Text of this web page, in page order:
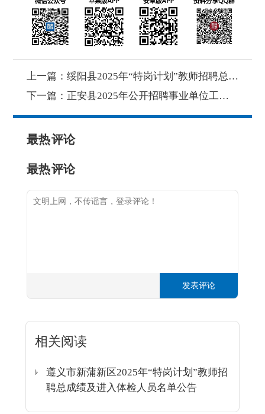
上一篇： 绥阳县2025年“特岗计划”教师招聘总成绩及体检相关事宜的公告
下一篇： 正安县2025年公开招聘事业单位工作人员拟聘用人员公示（第一批）
最热评论
最热评论
发表评论
相关阅读
遵义市新蒲新区2025年“特岗计划”教师招
聘总成绩及进入体检人员名单公告